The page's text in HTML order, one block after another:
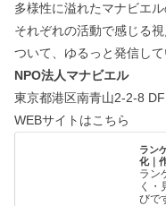
多様性に溢れたマナビエル
それぞれの活動で感じる
ついて、ゆるっと発信して
NPO法人マナビエル
東京都港区南青山2-2-8
WEBサイトはこちら
ラン
化｜
ラン
く・
びで